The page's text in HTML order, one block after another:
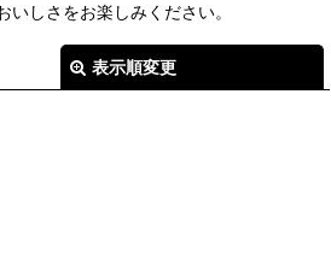
いしさをお楽しみください。
表示順変更